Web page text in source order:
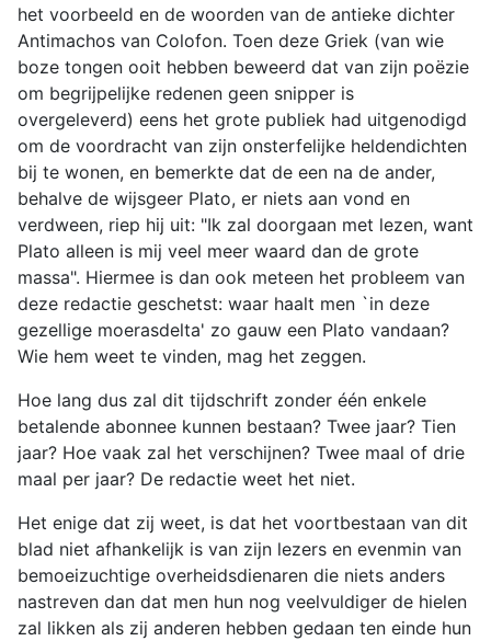
het voorbeeld en de woorden van de antieke dichter
Antimachos van Colofon. Toen deze Griek (van wie
boze tongen ooit hebben beweerd dat van zijn poëzie
om begrijpelijke redenen geen snipper is
overgeleverd) eens het grote publiek had uitgenodigd
om de voordracht van zijn onsterfelijke heldendichten
bij te wonen, en bemerkte dat de een na de ander,
behalve de wijsgeer Plato, er niets aan vond en
verdween, riep hij uit: "Ik zal doorgaan met lezen, want
Plato alleen is mij veel meer waard dan de grote
massa". Hiermee is dan ook meteen het probleem van
deze redactie geschetst: waar haalt men `in deze
gezellige moerasdelta' zo gauw een Plato vandaan?
Wie hem weet te vinden, mag het zeggen.
Hoe lang dus zal dit tijdschrift zonder één enkele
betalende abonnee kunnen bestaan? Twee jaar? Tien
jaar? Hoe vaak zal het verschijnen? Twee maal of drie
maal per jaar? De redactie weet het niet.
Het enige dat zij weet, is dat het voortbestaan van dit
blad niet afhankelijk is van zijn lezers en evenmin van
bemoeizuchtige overheidsdienaren die niets anders
nastreven dan dat men hun nog veelvuldiger de hielen
zal likken als zij anderen hebben gedaan ten einde hun